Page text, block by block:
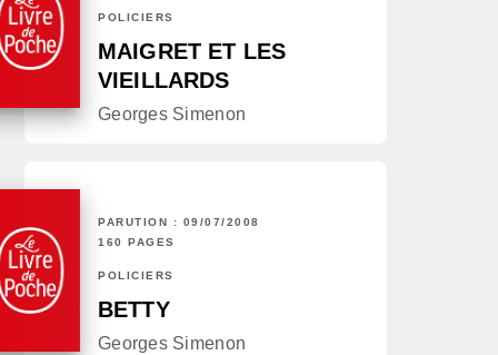
POLICIERS
MAIGRET ET LES
VIEILLARDS
Georges Simenon
PARUTION : 09/07/2008
160 PAGES
POLICIERS
BETTY
Georges Simenon